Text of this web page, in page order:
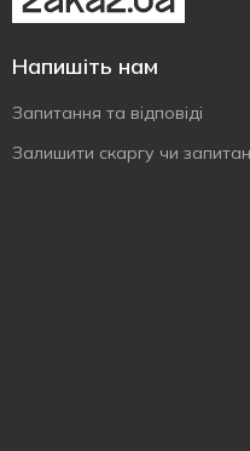
Напишіть нам
Запитання та відповіді
Залишити скаргу чи